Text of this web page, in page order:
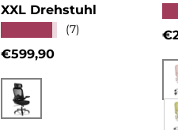
XXL Drehstuhl
(7)
Normaler Preis
€599,90
Schwarz